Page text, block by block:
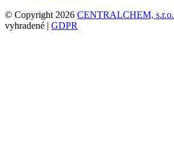
© Copyright 2026 CENTRALCHEM, s.r.o.
vyhradené | GDPR